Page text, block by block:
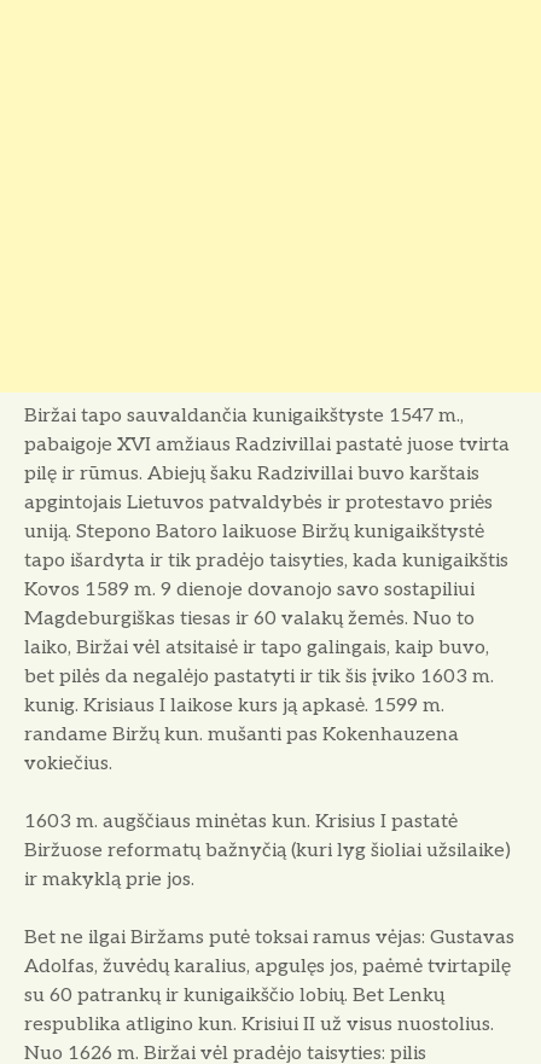
Biržai tapo sauvaldančia kunigaikštyste 1547 m.,
pabaigoje XVI amžiaus Radzivillai pastatė juose tvirta
pilę ir rūmus. Abiejų šaku Radzivillai buvo karštais
apgintojais Lietuvos patvaldybės ir protestavo priės
uniją. Stepono Batoro laikuose Biržų kunigaikštystė
tapo išardyta ir tik pradėjo taisyties, kada kunigaikštis
Kovos 1589 m. 9 dienoje dovanojo savo sostapiliui
Magdeburgiškas tiesas ir 60 valakų žemės. Nuo to
laiko, Biržai vėl atsitaisė ir tapo galingais, kaip buvo,
bet pilės da negalėjo pastatyti ir tik šis įviko 1603 m.
kunig. Krisiaus I laikose kurs ją apkasė. 1599 m.
randame Biržų kun. mušanti pas Kokenhauzena
vokiečius.
1603 m. augščiaus minėtas kun. Krisius I pastatė
Biržuose reformatų bažnyčią (kuri lyg šioliai užsilaike)
ir makyklą prie jos.
Bet ne ilgai Biržams putė toksai ramus vėjas: Gustavas
Adolfas, žuvėdų karalius, apgulęs jos, paėmė tvirtapilę
su 60 patrankų ir kunigaikščio lobių. Bet Lenkų
respublika atligino kun. Krisiui II už visus nuostolius.
Nuo 1626 m. Biržai vėl pradėjo taisyties: pilis